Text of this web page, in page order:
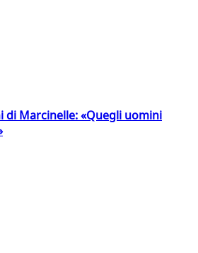
di Marcinelle: «Quegli uomini